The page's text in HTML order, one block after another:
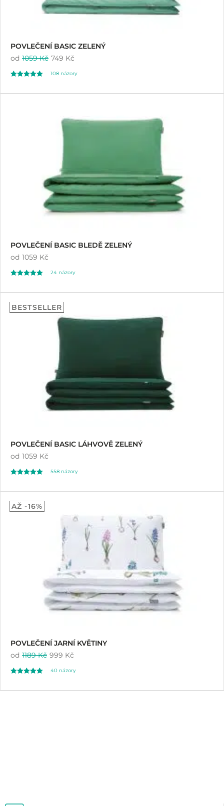
POVLEČENÍ BASIC ZELENÝ
od
749 Kč
1059 Kč
108 názory
POVLEČENÍ BASIC BLEDĚ ZELENÝ
od 1059 Kč
z 5 na základě
24 názory
BESTSELLER
POVLEČENÍ BASIC LÁHVOVĚ ZELENÝ
od 1059 Kč
z 5 na základě
558 názory
AŽ -16%
POVLEČENÍ JARNÍ KVĚTINY
od
999 Kč
1189 Kč
40 názory